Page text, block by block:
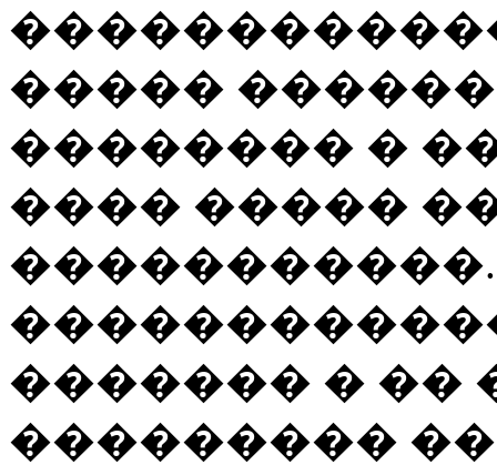
�����
�������� �
���� �����
������� � ��
���������